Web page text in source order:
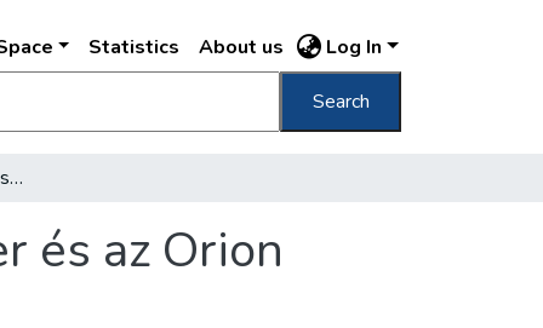
Statistics About us Log In
Search
[Nemzetközi vásár a Városligetben, a Dreher és az Orion cégek pavilonjainak részletei, 1938]
és az Orion